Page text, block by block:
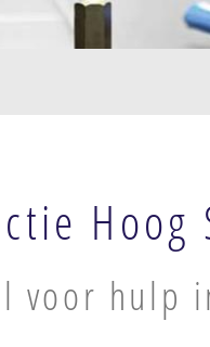
Hoog
voor hulp